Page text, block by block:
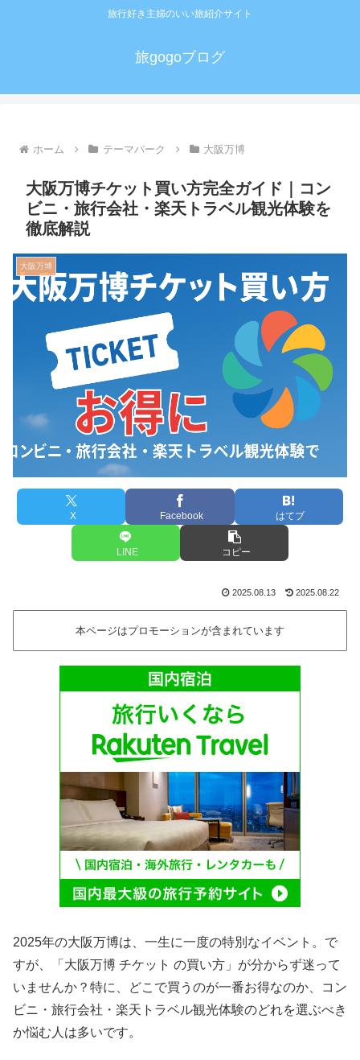
旅行好き主婦のいい旅紹介サイト
旅gogoブログ
ホーム テーマパーク 大阪万博
大阪万博チケット買い方完全ガイド｜コン
ビニ・旅行会社・楽天トラベル観光体験を
徹底解説
大阪万博
X Facebook はてブ
LINE コピー
2025.08.13 2025.08.22
本ページはプロモーションが含まれています
2025年の大阪万博は、一生に一度の特別なイベント。で
すが、「大阪万博 チケット の買い方」が分からず迷って
いませんか？特に、どこで買うのが一番お得なのか、コン
ビニ・旅行会社・楽天トラベル観光体験のどれを選ぶべき
か悩む人は多いです。